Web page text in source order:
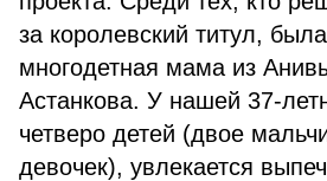
за королевский титул,
многодетная мама из
Астанкова. У нашей 37-
четверо детей (двое
девочек), увлекается